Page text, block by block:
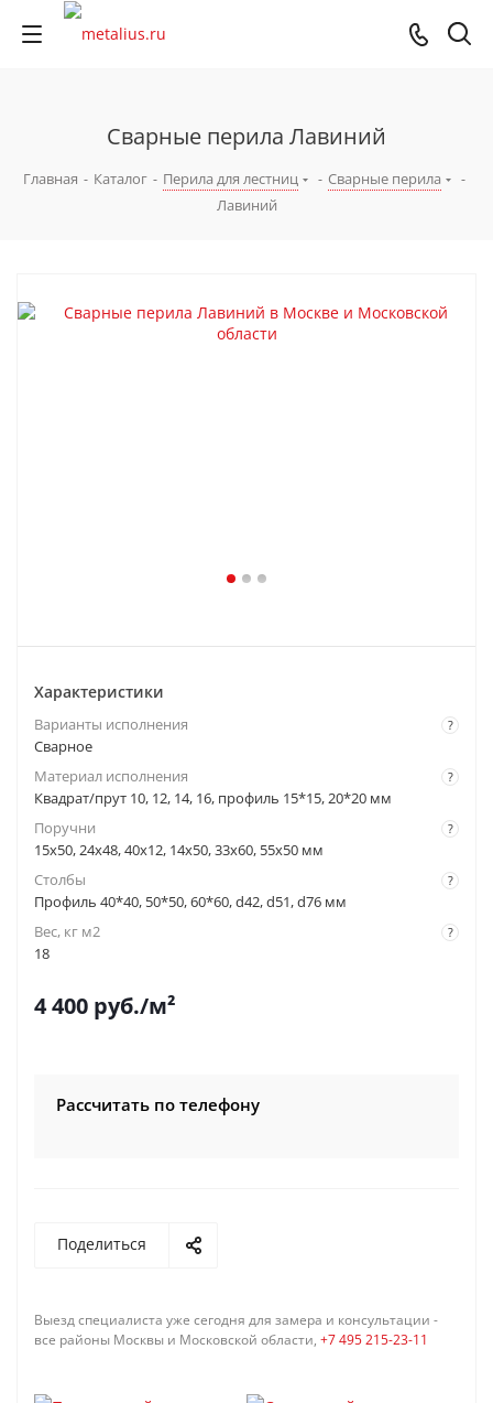
Сварные перила Лавиний
Главная - Каталог - Перила для лестниц - Сварные перила
-
Лавиний
Характеристики
?
Варианты исполнения
Сварное
?
Материал исполнения
Квадрат/прут 10, 12, 14, 16, профиль 15*15, 20*20 мм
?
Поручни
15x50, 24x48, 40x12, 14x50, 33x60, 55x50 мм
?
Столбы
Профиль 40*40, 50*50, 60*60, d42, d51, d76 мм
?
Вес, кг м2
18
4 400 руб./м²
Рассчитать по телефону
Поделиться
Выезд специалиста уже сегодня для замера и консультации -
все районы Москвы и Московской области, +7 495 215-23-11